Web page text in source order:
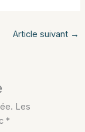
Article suivant →
Les
*